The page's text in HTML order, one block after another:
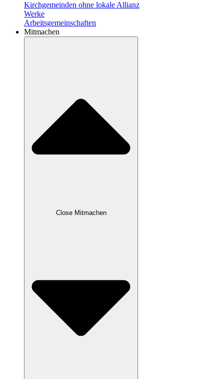
Kirchgemeinden ohne lokale Allianz
Werke
Arbeitsgemeinschaften
Mitmachen
Close Mitmachen